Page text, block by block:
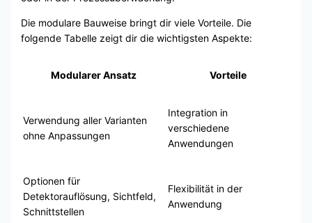
Die modulare Bauweise bringt dir viele Vorteile. Die
folgende Tabelle zeigt dir die wichtigsten Aspekte:
Modularer Ansatz Vorteile
Verwendung aller Varianten
ohne Anpassungen
Integration in
verschiedene
Anwendungen
Optionen für
Detektorauflösung, Sichtfeld,
Schnittstellen
Flexibilität in der
Anwendung